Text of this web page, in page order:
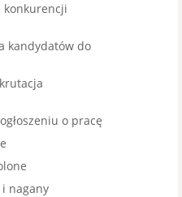
konkurencji
kandydatów do
o pracę
nagany